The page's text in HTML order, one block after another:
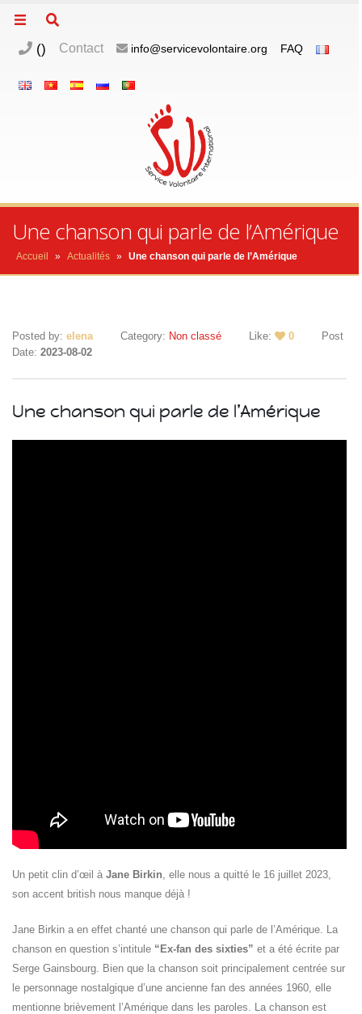
() Contact info@servicevolontaire.org FAQ
Une chanson qui parle de l’Amérique
Accueil » Actualités » Une chanson qui parle de l’Amérique
Posted by: elena Category: Non classé Like: 0
Post
Date: 2023-08-02
Une chanson qui parle de l’Amérique
Un petit clin d’œil à Jane Birkin, elle nous a quitté le 16 juillet 2023,
son accent british nous manque déjà !
Jane Birkin a en effet chanté une chanson qui parle de l’Amérique. La
chanson en question s’intitule “Ex-fan des sixties” et a été écrite par
Serge Gainsbourg. Bien que la chanson soit principalement centrée sur
le personnage nostalgique d’une ancienne fan des années 1960, elle
mentionne brièvement l’Amérique dans les paroles. La chanson est